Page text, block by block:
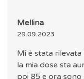
Mellina
29.09.2023
Mi è stata
la mia dose sta
poi 85 e ora